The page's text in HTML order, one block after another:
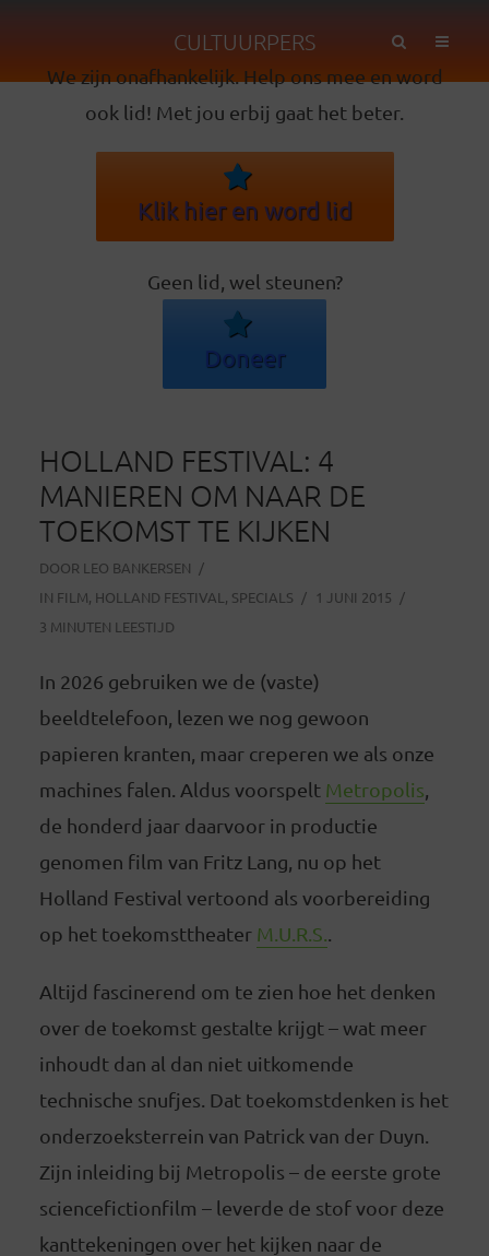
CULTUURPERS
We zijn onafhankelijk. Help ons mee en word
ook lid! Met jou erbij gaat het beter.
Klik hier en word lid
Geen lid, wel steunen?
Doneer
HOLLAND FESTIVAL: 4
MANIEREN OM NAAR DE
TOEKOMST TE KIJKEN
DOOR LEO BANKERSEN
IN FILM, HOLLAND FESTIVAL , SPECIALS
1 JUNI 2015
3 MINUTEN LEESTIJD
In 2026 gebruiken we de (vaste)
beeldtelefoon, lezen we nog gewoon
papieren kranten, maar creperen we als onze
machines falen. Aldus voorspelt Metropolis
de honderd jaar daarvoor in productie
genomen film van Fritz Lang, nu op het
Holland Festival vertoond als voorbereiding
op het toekomsttheater M.U.R.S.
Altijd fascinerend om te zien hoe het denken
over de toekomst gestalte krijgt – wat meer
inhoudt dan al dan niet uitkomende
technische snufjes. Dat toekomstdenken is het
onderzoeksterrein van Patrick van der Duyn.
Zijn inleiding bij Metropolis – de eerste grote
sciencefictionfilm – leverde de stof voor deze
kanttekeningen over het kijken naar de